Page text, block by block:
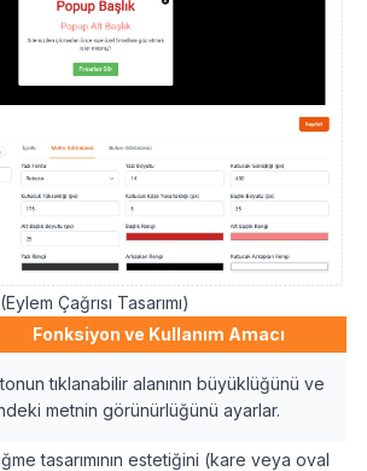
Çağrısı Tasarımı)
Fonksiyon ve Kullanım Amacı
tıklanabilir alanının büyüklüğünü ve
metnin görünürlüğünü ayarlar.
tasarımının estetiğini (kare veya oval